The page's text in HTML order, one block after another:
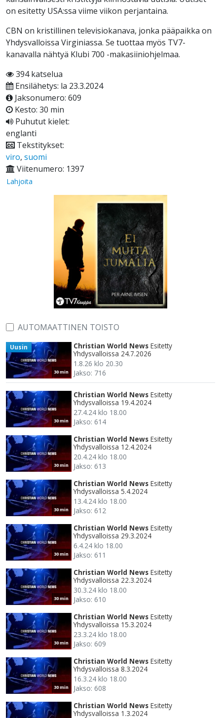
on esitetty USA:ssa viime viikon perjantaina.
CBN on kristillinen televisiokanava, jonka pääpaikka on
Yhdysvalloissa Virginiassa. Se tuottaa myös TV7-
kanavalla nähtyä Klubi 700 -makasiiniohjelmaa.
394 katselua
Ensilähetys: la 23.3.2024
Jaksonumero: 609
Kesto: 30 min
Puhutut kielet:
englanti
Tekstitykset:
viro, suomi
Viitenumero: 1397
Lahjoita
AUTOMAATTINEN TOISTO
30 min
Uusin Christian World News Esitetty
Yhdysvalloissa 24.7.2026
1.8.26 klo 20.30
Jakso: 716
30 min
Christian World News Esitetty
Yhdysvalloissa 19.4.2024
27.4.24 klo 18.00
Jakso: 614
30 min
Christian World News Esitetty
Yhdysvalloissa 12.4.2024
20.4.24 klo 18.00
Jakso: 613
30 min
Christian World News Esitetty
Yhdysvalloissa 5.4.2024
13.4.24 klo 18.00
Jakso: 612
30 min
Christian World News Esitetty
Yhdysvalloissa 29.3.2024
6.4.24 klo 18.00
Jakso: 611
30 min
Christian World News Esitetty
Yhdysvalloissa 22.3.2024
30.3.24 klo 18.00
Jakso: 610
30 min
Christian World News Esitetty
Yhdysvalloissa 15.3.2024
23.3.24 klo 18.00
Jakso: 609
30 min
Christian World News Esitetty
Yhdysvalloissa 8.3.2024
16.3.24 klo 18.00
Jakso: 608
Christian World News Esitetty
Yhdysvalloissa 1.3.2024